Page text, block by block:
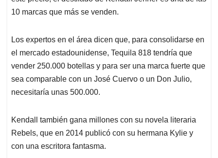
10 marcas que más se venden.
Los expertos en el área dicen que, para consolidarse en
el mercado estadounidense, Tequila 818 tendría que
vender 250.000 botellas y para ser una marca fuerte que
sea comparable con un José Cuervo o un Don Julio,
necesitaría unas 500.000.
Kendall también gana millones con su novela literaria
Rebels, que en 2014 publicó con su hermana Kylie y
con una escritora fantasma.